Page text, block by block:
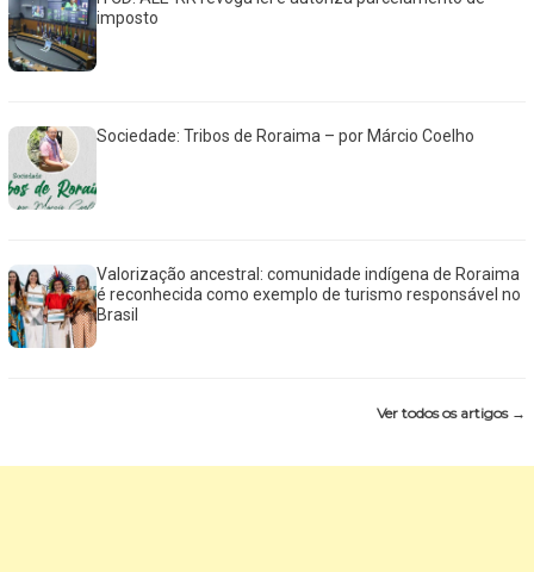
imposto
Sociedade: Tribos de Roraima – por Márcio Coelho
Valorização ancestral: comunidade indígena de Roraima
é reconhecida como exemplo de turismo responsável no
Brasil
Ver todos os artigos →